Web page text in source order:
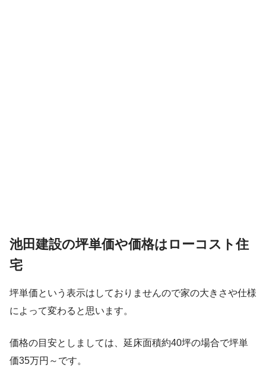
池田建設の坪単価や価格はローコスト住
宅
坪単価という表示はしておりませんので家の大きさや仕様
によって変わると思います。
価格の目安としましては、延床面積約40坪の場合で坪単
価35万円～です。